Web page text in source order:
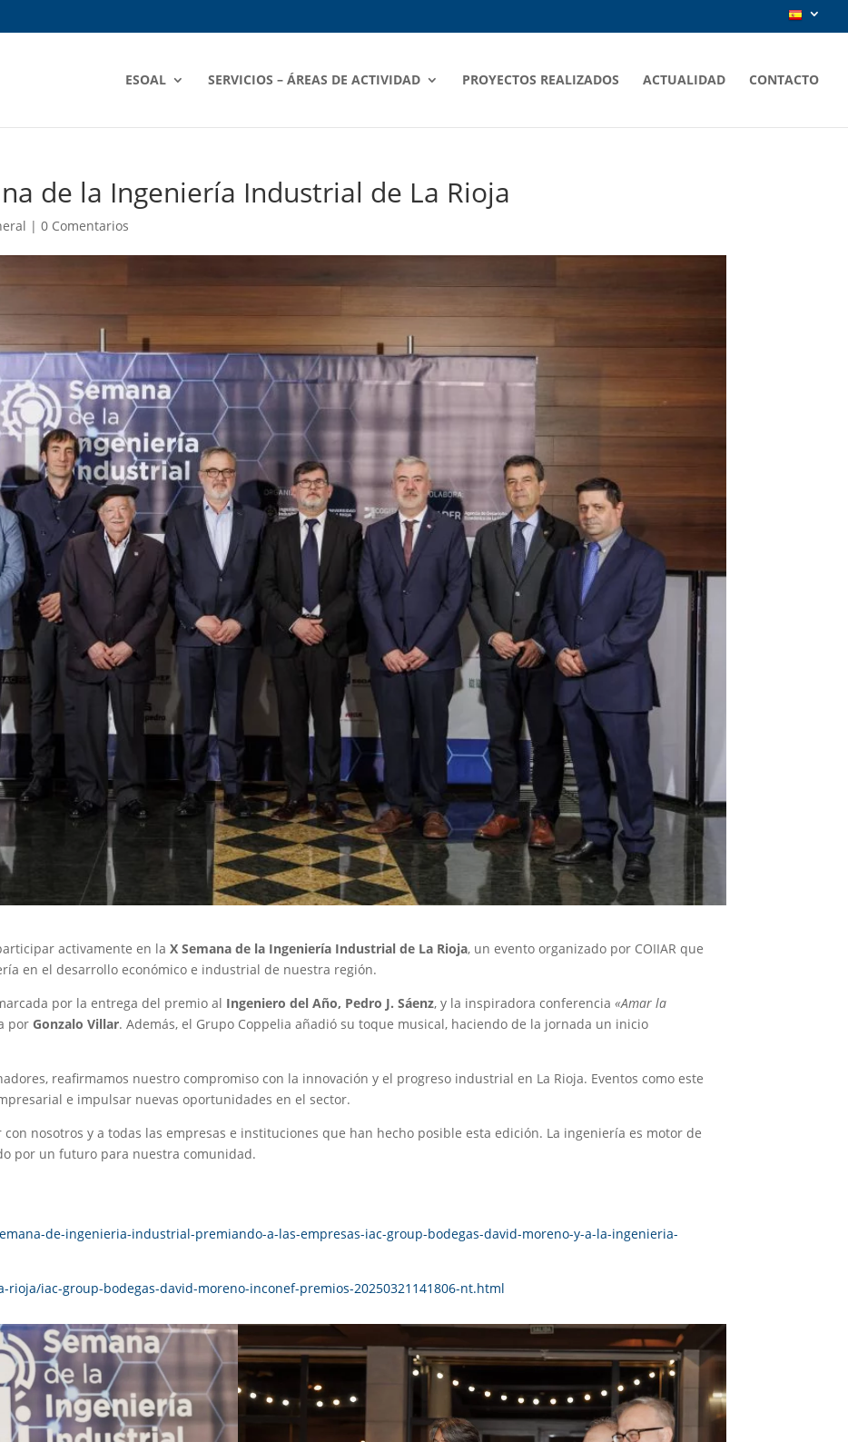
ESOAL SERVICIOS – ÁREAS DE ACTIVIDAD PROYECTOS REALIZADOS ACTUALIDAD CONTACTO
de la Ingeniería Industrial de La Rioja
|0 Comentarios
activamente en laX Semana de la Ingeniería Industrial de La Rioja, un evento organizado por COIIAR que
en el desarrollo económico e industrial de nuestra región.
por la entrega del premio al Ingeniero del Año, Pedro J. Sáenz, y la inspiradora conferencia«Amar la
porGonzalo Villar. Además, el Grupo Coppelia añadió su toque musical, haciendo de la jornada un inicio
reafirmamos nuestro compromiso con la innovación y el progreso industrial en La Rioja. Eventos como este
e impulsar nuevas oportunidades en el sector.
con nosotros y a todas las empresas e instituciones que han hecho posible esta edición. La ingeniería es motor de
por un futuro para nuestra comunidad.
de-ingenieria-industrial-premiando-a-las-empresas-iac-group-bodegas-david-moreno-y-a-la-ingenieria-
rioja/iac-group-bodegas-david-moreno-inconef-premios-20250321141806-nt.html